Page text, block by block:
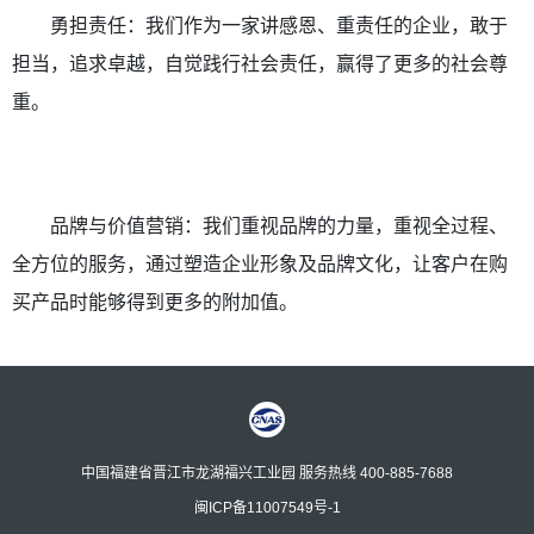
勇担责任：我们作为一家讲感恩、重责任的企业，敢于
担当，追求卓越，自觉践行社会责任，赢得了更多的社会尊
重。
品牌与价值营销：我们重视品牌的力量，重视全过程、
全方位的服务，通过塑造企业形象及品牌文化，让客户在购
买产品时能够得到更多的附加值。
中国福建省晋江市龙湖福兴工业园 服务热线 400-885-7688
闽ICP备11007549号-1